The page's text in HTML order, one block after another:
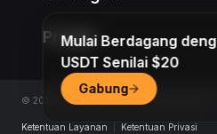
Produk
© 2018-2026 Bybit.com. All rights reserved.
Ketentuan Layanan Ketentuan Privasi
Mulai Berdagang
USDT Senilai $20
Gabung